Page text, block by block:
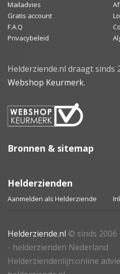
Mailadvies
Gratis account
F.A.Q
Privacybeleid
Helderziende.nl draagt sinds
Webshop Keurmerk.
Bronnen & sitemap
Helderzienden
Aanmelden als Helderziende
Helderziende.nl © sinds 2006
- helderzienden Nederland
Helderziendenlijn:online